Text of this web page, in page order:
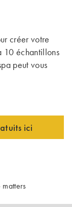
créer votre
10 échantillons
peut vous
ici